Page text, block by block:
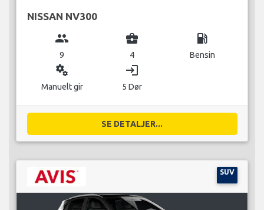
NISSAN NV300
group
9
business_center
4
local_gas_station
Bensin
miscellaneous_services
Manuelt gir
login
5 Dør
SE DETALJER...
SUV